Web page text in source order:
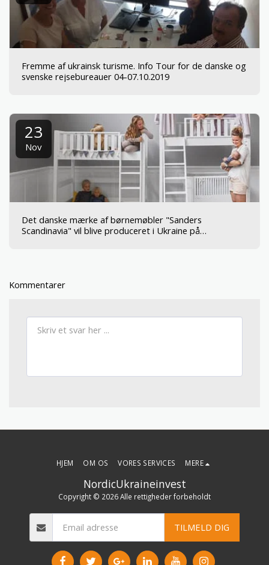
Fremme af ukrainsk turisme. Info Tour for de danske og
svenske rejsebureauer 04-07.10.2019
23
Nov
Det danske mærke af børnemøbler "Sanders
Scandinavia" vil blive produceret i Ukraine på
Kommentarer
NordicUkraineinvest
Copyright © 2026 Alle rettigheder forbeholdt
HJEM OM OS VORES SERVICES MERE
TILMELD DIG